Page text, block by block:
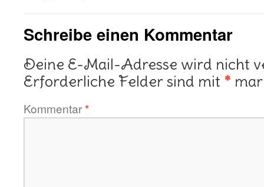
Schreibe einen Kommentar
Deine E-Mail-Adresse wird nicht
Erforderliche Felder sind mit *
Kommentar*